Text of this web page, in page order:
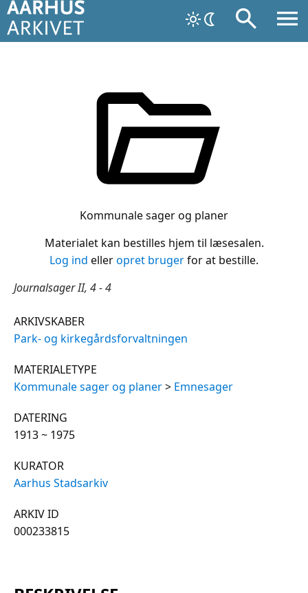
Kommunale sager og planer
Materialet kan bestilles hjem til læsesalen.
Log ind elleropret brugerfor at bestille.
Journalsager II, 4 - 4
ARKIVSKABER
Park- og kirkegårdsforvaltningen
MATERIALETYPE
Kommunale sager og planer> Emnesager
DATERING
1913 ~ 1975
KURATOR
Aarhus Stadsarkiv
ARKIV ID
000233815